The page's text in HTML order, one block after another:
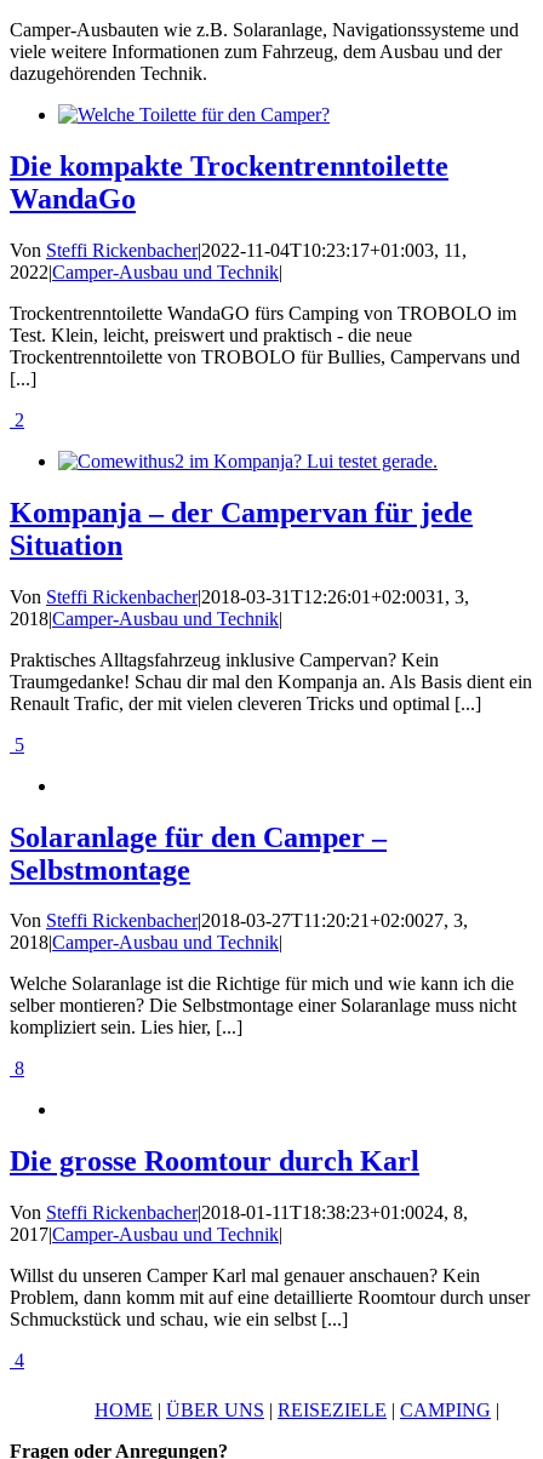
Camper-Ausbauten wie z.B. Solaranlage, Navigationssysteme und
viele weitere Informationen zum Fahrzeug, dem Ausbau und der
dazugehörenden Technik.
Die kompakte Trockentrenntoilette
WandaGo
Von Steffi Rickenbacher|2022-11-04T10:23:17+01:003, 11,
2022|Camper-Ausbau und Technik|
Trockentrenntoilette WandaGO fürs Camping von TROBOLO im
Test. Klein, leicht, preiswert und praktisch - die neue
Trockentrenntoilette von TROBOLO für Bullies, Campervans und
[...]
2
Kompanja – der Campervan für jede
Situation
Von Steffi Rickenbacher|2018-03-31T12:26:01+02:0031, 3,
2018|Camper-Ausbau und Technik|
Praktisches Alltagsfahrzeug inklusive Campervan? Kein
Traumgedanke! Schau dir mal den Kompanja an. Als Basis dient ein
Renault Trafic, der mit vielen cleveren Tricks und optimal [...]
5
Solaranlage für den Camper –
Selbstmontage
Von Steffi Rickenbacher|2018-03-27T11:20:21+02:0027, 3,
2018|Camper-Ausbau und Technik|
Welche Solaranlage ist die Richtige für mich und wie kann ich die
selber montieren? Die Selbstmontage einer Solaranlage muss nicht
kompliziert sein. Lies hier, [...]
8
Die grosse Roomtour durch Karl
Von Steffi Rickenbacher|2018-01-11T18:38:23+01:0024, 8,
2017|Camper-Ausbau und Technik|
Willst du unseren Camper Karl mal genauer anschauen? Kein
Problem, dann komm mit auf eine detaillierte Roomtour durch unser
Schmuckstück und schau, wie ein selbst [...]
4
HOME | ÜBER UNS | REISEZIELE | CAMPING |
Fragen oder Anregungen?